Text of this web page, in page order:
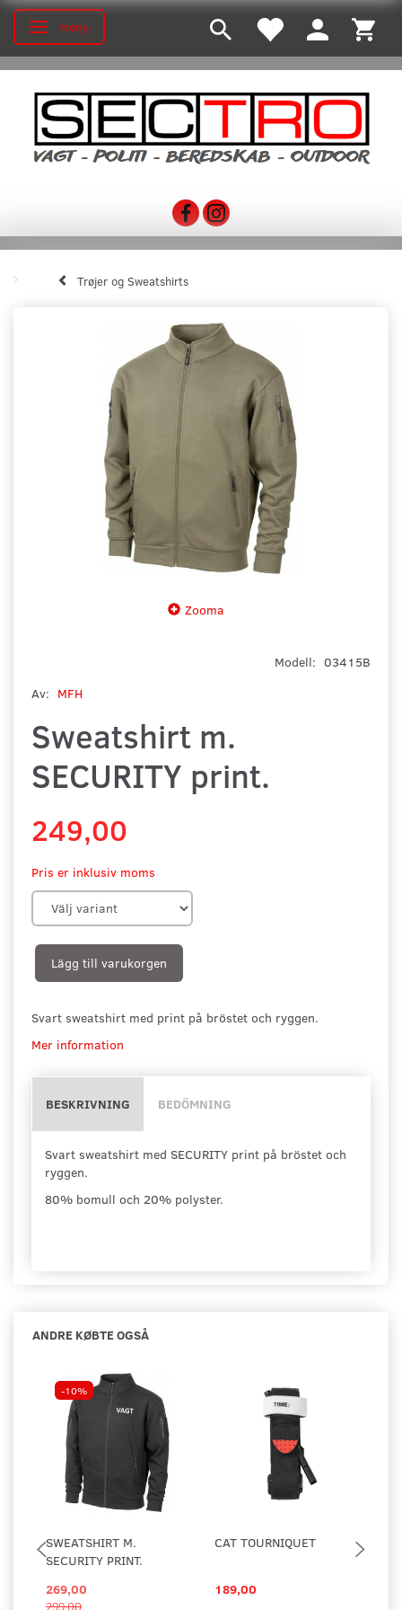
Ändra navigering
meny
Trøjer og Sweatshirts
Zooma
Modell: 03415B
Av: MFH
Sweatshirt m.
SECURITY print.
249,00
Pris er inklusiv moms
Lägg till varukorgen
Svart sweatshirt med print på bröstet och ryggen.
Mer information
BESKRIVNING BEDÖMNING
Svart sweatshirt med SECURITY print på bröstet och
ryggen.
80% bomull och 20% polyster.
ANDRE KØBTE OGSÅ
-10%
SWEATSHIRT M.
SECURITY PRINT.
269,00
299,00
CAT TOURNIQUET
189,00